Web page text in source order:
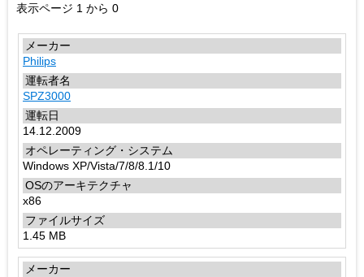
表示ページ 1 から 0
Philips
SPZ3000
14.12.2009
Windows XP/Vista/7/8/8.1/10
x86
1.45 MB